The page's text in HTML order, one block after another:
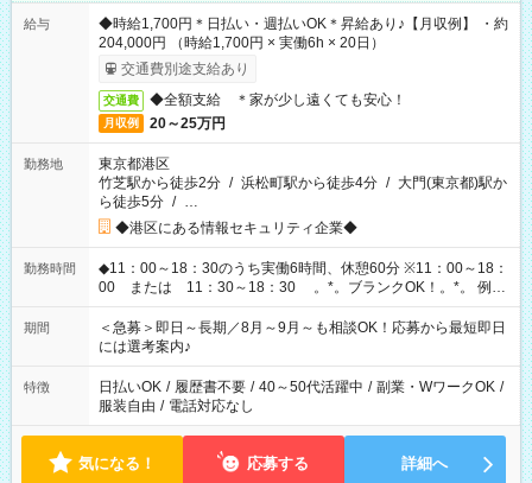
給与
◆時給1,700円＊日払い・週払いOK＊昇給あり♪【月収例】 ・約
204,000円 （時給1,700円 × 実働6h × 20日）
交通費別途支給あり
交通費 ◆全額支給 ＊家が少し遠くても安心！
月収例 20～25万円
勤務地
東京都港区
竹芝駅から徒歩2分 / 浜松町駅から徒歩4分 / 大門(東京都)駅か
ら徒歩5分 / …
◆港区にある情報セキュリティ企業◆
勤務時間
◆11：00～18：30のうち実働6時間、休憩60分 ※11：00～18：
00 または 11：30～18：30 。*。ブランクOK！。*。 例え
ば前職が、 在宅/財団法人/事務/コールセンター/受付/販売/カフェ
スタッフ スイーツ販売/ホテルフロント/化粧品販売/など 様々な
業界から入社して活躍されています♪
期間
＜急募＞即日～長期／8月～9月～も相談OK！応募から最短即日
には選考案内♪
特徴 日払いOK / 履歴書不要 / 40～50代活躍中 / 副業・WワークOK /
服装自由 / 電話対応なし
気になる！ 応募する 詳細へ